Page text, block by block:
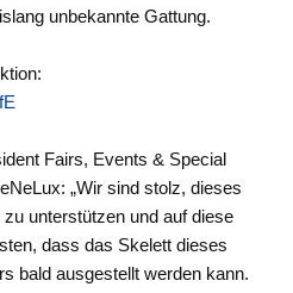
unbekannte Gattung.
Fairs, Events & Special
„Wir sind stolz, dieses
unterstützen und auf diese
dass das Skelett dieses
bald ausgestellt werden kann.